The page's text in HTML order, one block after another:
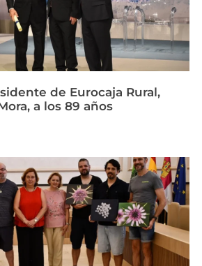
de Eurocaja Rural,
a los 89 años